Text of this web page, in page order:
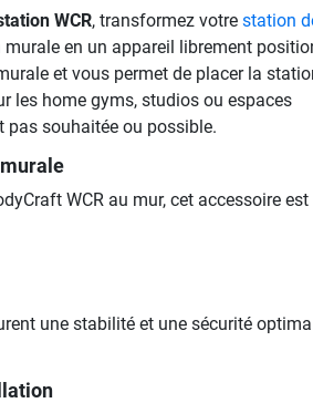
WCR, transformez votre station
murale en un appareil librement
et vous permet de placer la
les home gyms, studios ou espaces
pas souhaitée ou possible.
WCR au mur, cet accessoire est
une stabilité et une sécurité